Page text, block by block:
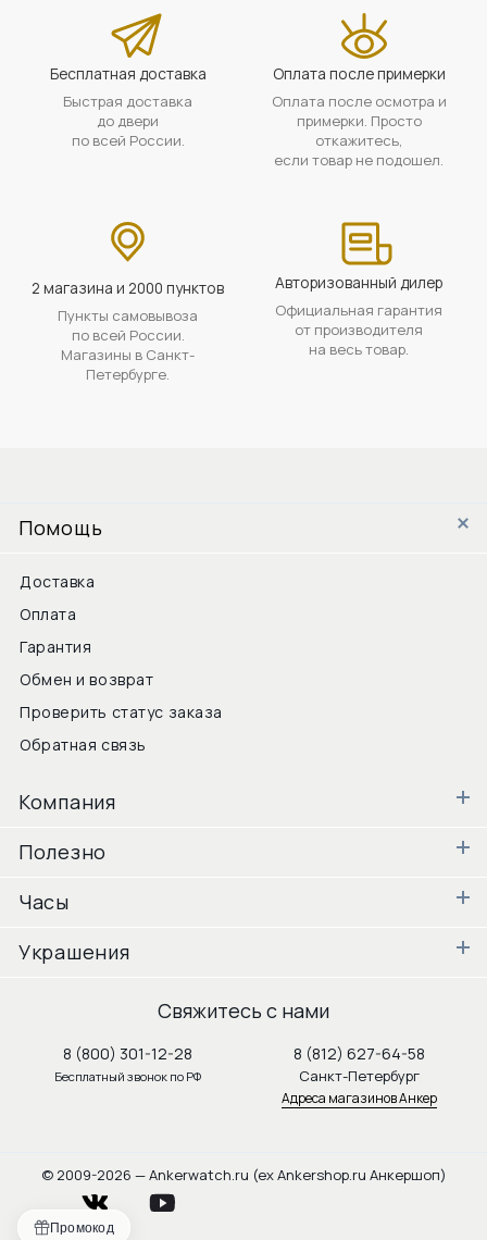
Промокод
Бесплатная доставка
Быстрая доставка
до двери
по всей России.
Оплата после примерки
Оплата после осмотра и
примерки. Просто
откажитесь,
если товар не подошел.
2 магазина и 2000 пунктов
Пункты самовывоза
по всей России.
Магазины в Санкт-
Петербурге.
Авторизованный дилер
Официальная гарантия
от производителя
на весь товар.
Помощь
Доставка
Оплата
Гарантия
Обмен и возврат
Проверить статус заказа
Обратная связь
Компания
Полезно
Часы
Украшения
Свяжитесь с нами
8 (800) 301-12-28
Бесплатный звонок по РФ
8 (812) 627-64-58
Санкт-Петербург
Адреса магазинов Анкер
© 2009-2026 — Ankerwatch.ru (ex Ankershop.ru Анкершоп)
vkontakte youtube